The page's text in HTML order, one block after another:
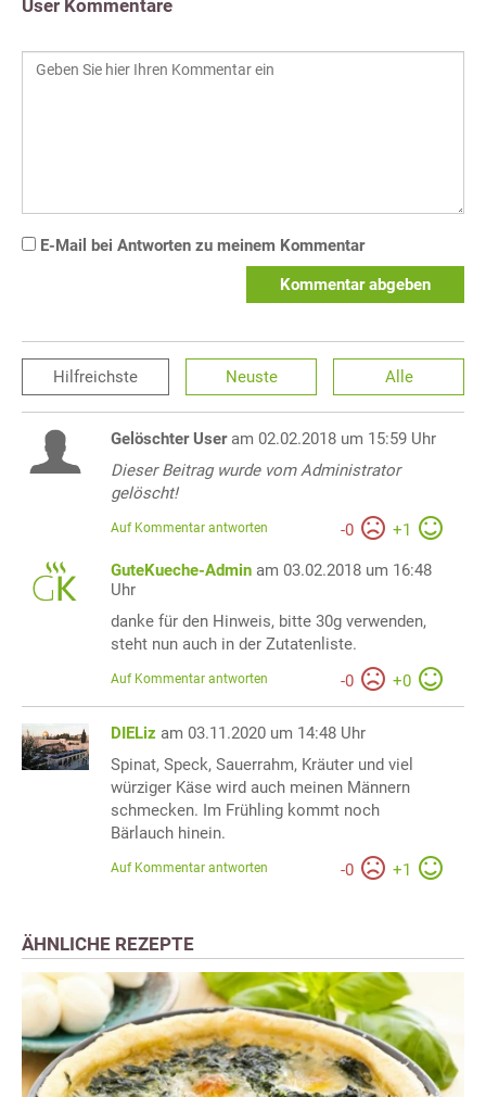
User Kommentare
E-Mail bei Antworten zu meinem Kommentar
Kommentar abgeben
Hilfreichste Neuste Alle
Gelöschter User am 02.02.2018 um 15:59 Uhr
Dieser Beitrag wurde vom Administrator
gelöscht!
-0 +1
Auf Kommentar antworten
GuteKueche-Admin am 03.02.2018 um 16:48
Uhr
danke für den Hinweis, bitte 30g verwenden,
steht nun auch in der Zutatenliste.
-0 +0
Auf Kommentar antworten
DIELiz am 03.11.2020 um 14:48 Uhr
Spinat, Speck, Sauerrahm, Kräuter und viel
würziger Käse wird auch meinen Männern
schmecken. Im Frühling kommt noch
Bärlauch hinein.
-0 +1
Auf Kommentar antworten
ÄHNLICHE REZEPTE